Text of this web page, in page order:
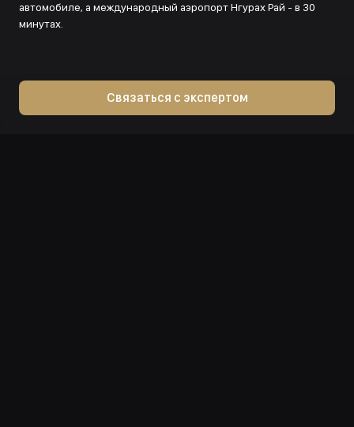
автомобиле, а международный аэропорт Нгурах Рай - в 30
минутах.
Связаться с экспертом